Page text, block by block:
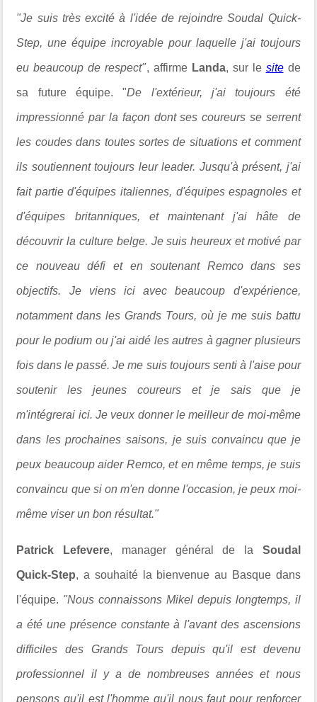
"Je suis très excité à l'idée de rejoindre Soudal Quick-
Step, une équipe incroyable pour laquelle j'ai toujours
eu beaucoup de respect", affirme Landa, sur le sitede
sa future équipe. "De l'extérieur, j'ai toujours été
impressionné par la façon dont ses coureurs se serrent
les coudes dans toutes sortes de situations et comment
ils soutiennent toujours leur leader. Jusqu'à présent, j'ai
fait partie d'équipes italiennes, d'équipes espagnoles et
d'équipes britanniques, et maintenant j'ai hâte de
découvrir la culture belge. Je suis heureux et motivé par
ce nouveau défi et en soutenant Remco dans ses
objectifs. Je viens ici avec beaucoup d'expérience,
notamment dans les Grands Tours, où je me suis battu
pour le podium ou j'ai aidé les autres à gagner plusieurs
fois dans le passé. Je me suis toujours senti à l'aise pour
soutenir les jeunes coureurs et je sais que je
m'intégrerai ici. Je veux donner le meilleur de moi-même
dans les prochaines saisons, je suis convaincu que je
peux beaucoup aider Remco, et en même temps, je suis
convaincu que si on m'en donne l'occasion, je peux moi-
même viser un bon résultat."
Patrick Lefevere, manager général de la Soudal
Quick-Step, a souhaité la bienvenue au Basque dans
l'équipe. "Nous connaissons Mikel depuis longtemps, il
a été une présence constante à l'avant des ascensions
difficiles des Grands Tours depuis qu'il est devenu
professionnel il y a de nombreuses années et nous
pensons qu'il est l'homme qu'il nous faut pour renforcer